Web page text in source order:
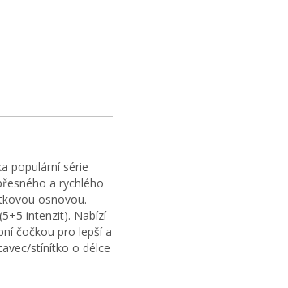
populární série
a rychlého
osnovou.
intenzit). Nabízí
čočkou pro lepší a
stínítko o délce